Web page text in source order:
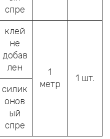
спре
клей
не
добав
лен
1
метр
1 шт.
силик
онов
ый
спре